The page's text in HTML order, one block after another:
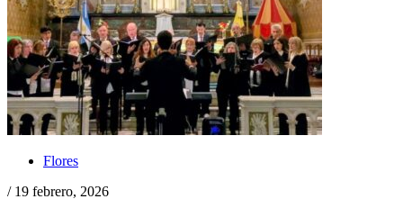
Flores
/ 19 febrero, 2026